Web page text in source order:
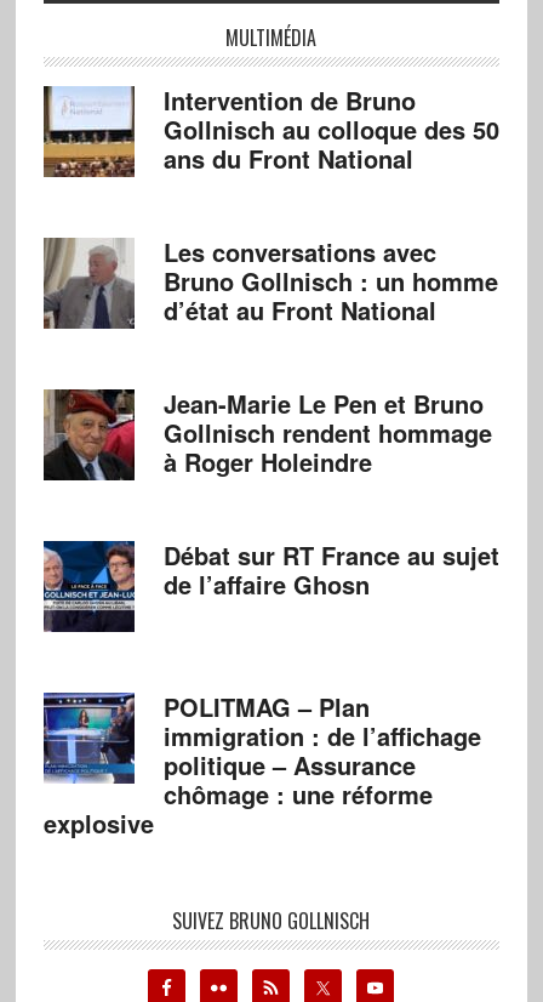
MULTIMÉDIA
Intervention de Bruno
Gollnisch au colloque des 50
ans du Front National
Les conversations avec
Bruno Gollnisch : un homme
d’état au Front National
Jean-Marie Le Pen et Bruno
Gollnisch rendent hommage
à Roger Holeindre
Débat sur RT France au sujet
de l’affaire Ghosn
POLITMAG – Plan
immigration : de l’affichage
politique – Assurance
chômage : une réforme
explosive
SUIVEZ BRUNO GOLLNISCH